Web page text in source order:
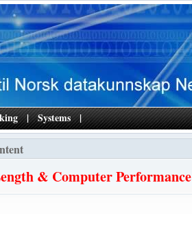
| Systems |
& Computer Performance